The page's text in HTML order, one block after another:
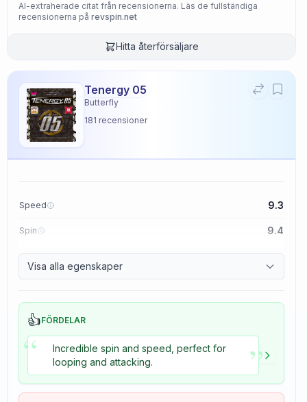
AI-extraherade citat från recensionerna. Läs de fullständiga
recensionerna på revspin.net
Hitta återförsäljare
Tenergy 05
Butterfly
181 recensioner
Speed 9.3
Spin 9.4
Control 8.3
Tackiness 2.3
Visa alla egenskaper
👍FÖRDELAR
“
Incredible spin and speed, perfect for
looping and attacking.
”